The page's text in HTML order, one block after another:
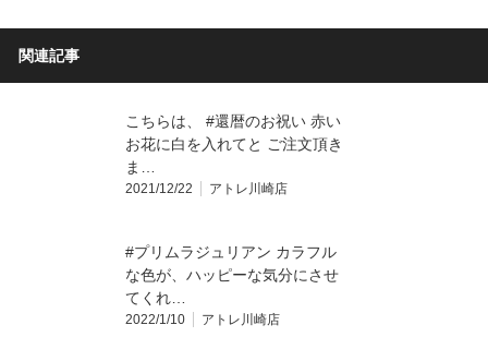
関連記事
こちらは、 #還暦のお祝い 赤い
お花に白を入れてと ご注文頂き
ま…
2021/12/22 アトレ川崎店
#プリムラジュリアン カラフル
な色が、ハッピーな気分にさせ
てくれ…
2022/1/10 アトレ川崎店